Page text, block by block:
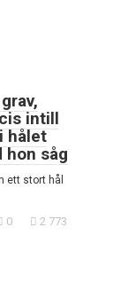
intill
hålet
hon såg
ett stort hål
0 2 773